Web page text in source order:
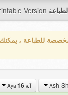
Version
للطباعة ،
آية Aya 16